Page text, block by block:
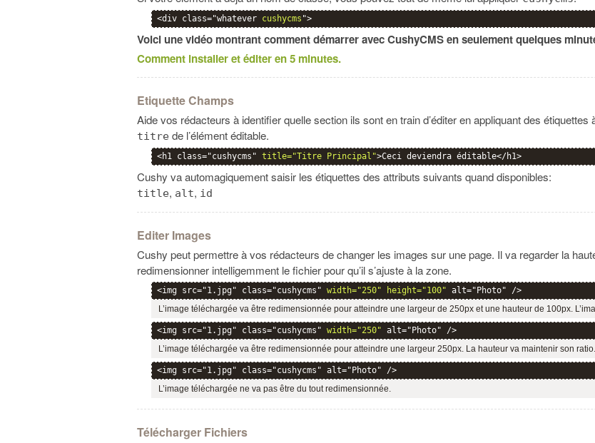
<div class="whatever cushycms ">
Voici une vidéo montrant comment démarrer avec CushyCMS en seulement quelques
Comment installer et éditer en 5 minutes.
Etiquette Champs
Aide vos rédacteurs à identifier quelle section ils sont en train d’éditer en appliquant des
titre de l’élément éditable.
<h1 class="cushycms" title="Titre Principal">Ceci deviendra éditable</h1>
Cushy va automagiquement saisir les étiquettes des attributs suivants quand disponibles:
title, alt, id
Editer Images
Cushy peut permettre à vos rédacteurs de changer les images sur une page. Il va regarder la
redimensionner intelligemment le fichier pour qu’il s’ajuste à la zone.
<img src="1.jpg" class="cushycms" width="250" height="100" alt="Photo" />
L’image téléchargée va être redimensionnée pour atteindre une largeur de 250px et une hauteur de 100px.
<img src="1.jpg" class="cushycms" width="250" alt="Photo" />
L’image téléchargée va être redimensionnée pour atteindre une largeur 250px. La hauteur va maintenir son ratio.
<img src="1.jpg" class="cushycms" alt="Photo" />
L’image téléchargée ne va pas être du tout redimensionnée.
Télécharger Fichiers